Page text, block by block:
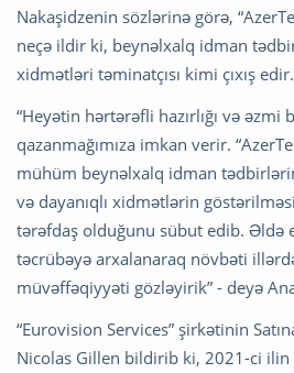
Nakaşidzenin sözlərinə görə,
neçə ildir ki, beynəlxalq idman
xidmətləri təminatçısı kimi çıxış edir.
“Heyətin hərtərəfli hazırlığı və
qazanmağımıza imkan verir.
mühüm beynəlxalq idman
və dayanıqlı xidmətlərin
tərəfdaş olduğunu sübut edib. Əldə
təcrübəyə arxalanaraq növbəti
müvəffəqiyyəti gözləyirik” - deyə
“Eurovision Services” şirkətinin
Nicolas Gillen bildirib ki, 2021-ci ilin